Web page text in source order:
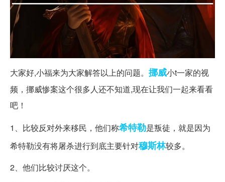
大家好,小福来为大家解答以上的问题。 挪威小t一家的视
频，挪威惨案这个很多人还不知道,现在让我们一起来看看
吧！
1、比较反对外来移民，他们称希特勒是叛徒，就是因为
希特勒没有将屠杀进行到底主要针对穆斯林较多。
2、他们比较讨厌这个。